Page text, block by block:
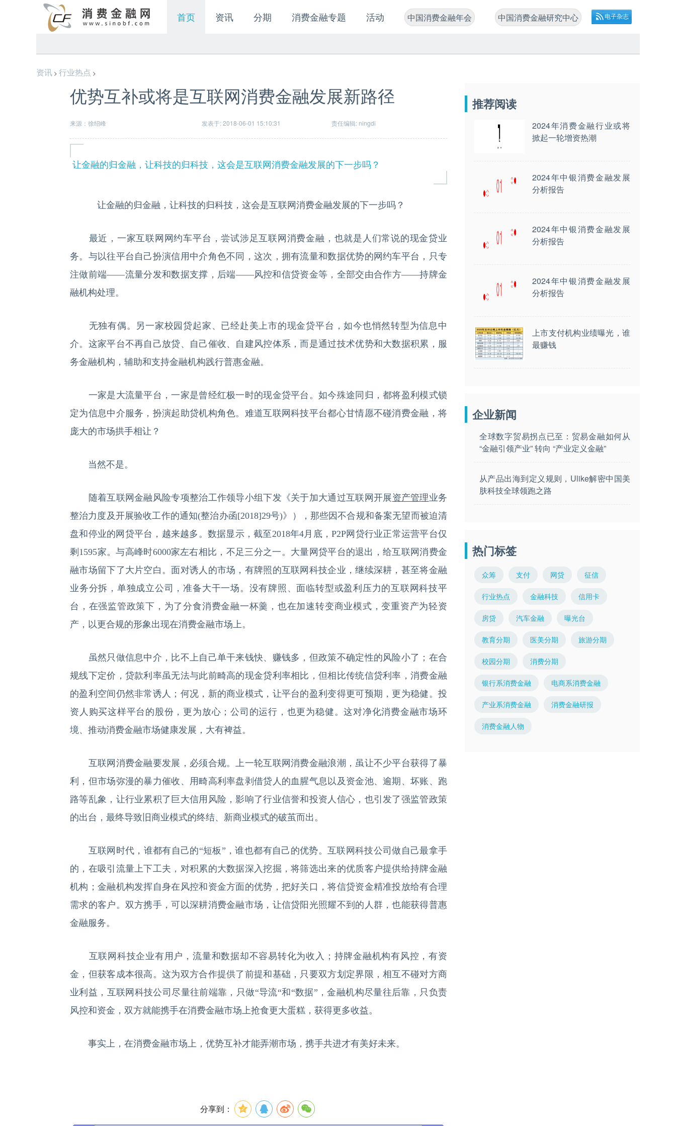
首页 资讯 分期 消费金融专题 活动 电子杂志
中国消费金融研究中心
中国消费金融年会
资讯 > 行业热点 >
优势互补或将是互联网消费金融发展新路径
来源：徐绍峰 发表于: 2018-06-01 15:10:31 责任编辑: ningdi
让金融的归金融，让科技的归科技，这会是互联网消费金融发展的下一步吗？
让金融的归金融，让科技的归科技，这会是互联网消费金融发展的下一步吗？
最近，一家互联网网约车平台，尝试涉足互联网消费金融，也就是人们常说的现金贷业
务。与以往平台自己扮演信用中介角色不同，这次，拥有流量和数据优势的网约车平台，只专
注做前端——流量分发和数据支撑，后端——风控和信贷资金等，全部交由合作方——持牌金
融机构处理。
无独有偶。另一家校园贷起家、已经赴美上市的现金贷平台，如今也悄然转型为信息中
介。这家平台不再自己放贷、自己催收、自建风控体系，而是通过技术优势和大数据积累，服
务金融机构，辅助和支持金融机构践行普惠金融。
一家是大流量平台，一家是曾经红极一时的现金贷平台。如今殊途同归，都将盈利模式锁
定为信息中介服务，扮演起助贷机构角色。难道互联网科技平台都心甘情愿不碰消费金融，将
庞大的市场拱手相让？
当然不是。
随着互联网金融风险专项整治工作领导小组下发《关于加大通过互联网开展资产管理业务
整治力度及开展验收工作的通知(整治办函[2018]29号)》），那些因不合规和备案无望而被迫清
盘和停业的网贷平台，越来越多。数据显示，截至2018年4月底，P2P网贷行业正常运营平台仅
剩1595家。与高峰时6000家左右相比，不足三分之一。大量网贷平台的退出，给互联网消费金
融市场留下了大片空白。面对诱人的市场，有牌照的互联网科技企业，继续深耕，甚至将金融
业务分拆，单独成立公司，准备大干一场。没有牌照、面临转型或盈利压力的互联网科技平
台，在强监管政策下，为了分食消费金融一杯羹，也在加速转变商业模式，变重资产为轻资
产，以更合规的形象出现在消费金融市场上。
虽然只做信息中介，比不上自己单干来钱快、赚钱多，但政策不确定性的风险小了；在合
规线下定价，贷款利率虽无法与此前畸高的现金贷利率相比，但相比传统信贷利率，消费金融
的盈利空间仍然非常诱人；何况，新的商业模式，让平台的盈利变得更可预期，更为稳健。投
资人购买这样平台的股份，更为放心；公司的运行，也更为稳健。这对净化消费金融市场环
境、推动消费金融市场健康发展，大有裨益。
互联网消费金融要发展，必须合规。上一轮互联网消费金融浪潮，虽让不少平台获得了暴
利，但市场弥漫的暴力催收、用畸高利率盘剥借贷人的血腥气息以及资金池、逾期、坏账、跑
路等乱象，让行业累积了巨大信用风险，影响了行业信誉和投资人信心，也引发了强监管政策
的出台，最终导致旧商业模式的终结、新商业模式的破茧而出。
互联网时代，谁都有自己的“短板”，谁也都有自己的优势。互联网科技公司做自己最拿手
的，在吸引流量上下工夫，对积累的大数据深入挖掘，将筛选出来的优质客户提供给持牌金融
机构；金融机构发挥自身在风控和资金方面的优势，把好关口，将信贷资金精准投放给有合理
需求的客户。双方携手，可以深耕消费金融市场，让信贷阳光照耀不到的人群，也能获得普惠
金融服务。
互联网科技企业有用户，流量和数据却不容易转化为收入；持牌金融机构有风控，有资
金，但获客成本很高。这为双方合作提供了前提和基础，只要双方划定界限，相互不碰对方商
业利益，互联网科技公司尽量往前端靠，只做“导流“和“数据”，金融机构尽量往后靠，只负责
风控和资金，双方就能携手在消费金融市场上抢食更大蛋糕，获得更多收益。
事实上，在消费金融市场上，优势互补才能弄潮市场，携手共进才有美好未来。
分享到：
推荐阅读
2024年消费金融行业或将
掀起一轮增资热潮
2024年中银消费金融发展
分析报告
2024年中银消费金融发展
分析报告
2024年中银消费金融发展
分析报告
上市支付机构业绩曝光，谁
最赚钱
企业新闻
全球数字贸易拐点已至：贸易金融如何从
“金融引领产业” 转向 “产业定义金融”
从产品出海到定义规则，Ulike解密中国美
肤科技全球领跑之路
热门标签
众筹 支付 网贷 征信
行业热点 金融科技 信用卡
房贷 汽车金融 曝光台
教育分期 医美分期 旅游分期
校园分期 消费分期
银行系消费金融 电商系消费金融
产业系消费金融 消费金融研报
消费金融人物